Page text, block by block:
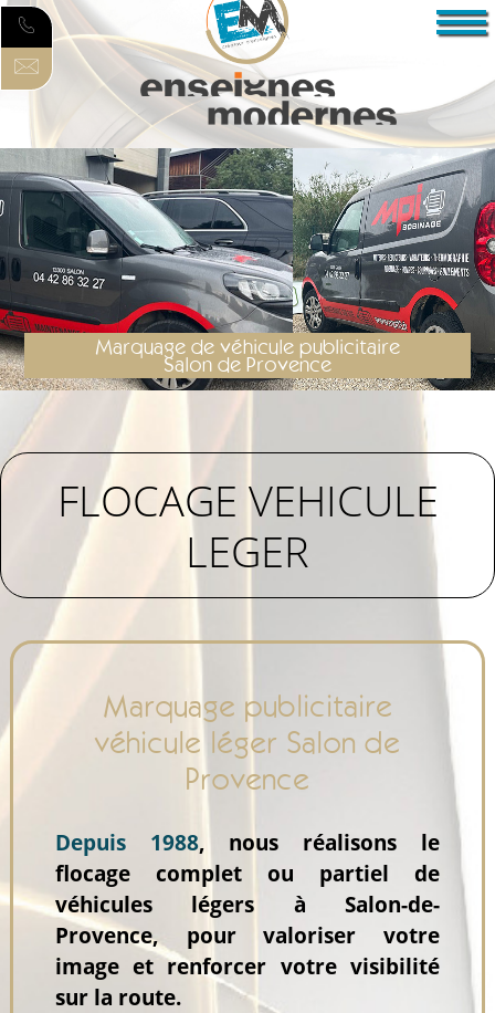
Marquage de véhicule publicitaire
Salon de Provence
FLOCAGE VEHICULE
LEGER
Marquage publicitaire
véhicule léger Salon de
Provence
Depuis 1988, nous réalisons le
flocage complet ou partiel de
véhicules légers à Salon-de-
Provence, pour valoriser votre
image et renforcer votre visibilité
sur la route.